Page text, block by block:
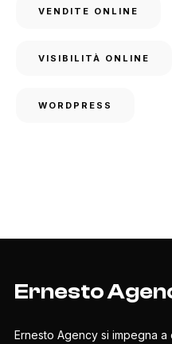
VENDITE ONLINE
VISIBILITÀ ONLINE
WORDPRESS
Ernesto
Ernesto Agency si impegna